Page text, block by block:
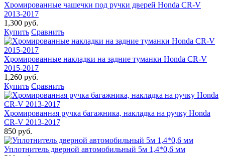
Хромированные чашечки под ручки дверей Honda CR-V
2013-2017
1,300 руб.
Купить Сравнить
Хромированные накладки на задние туманки Honda CR-V
2015-2017
1,260 руб.
Купить Сравнить
Хромированная ручка багажника, накладка на ручку Honda
CR-V 2013-2017
850 руб.
Уплотнитель дверной автомобильный 5м 1,4*0,6 мм